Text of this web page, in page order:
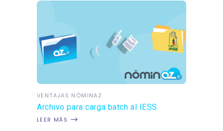
VENTAJAS NÓMINAZ
Archivo para carga batch al IESS
LEER MÁS